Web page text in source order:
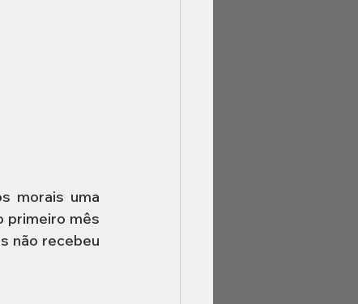
morais uma
primeiro mês
não recebeu